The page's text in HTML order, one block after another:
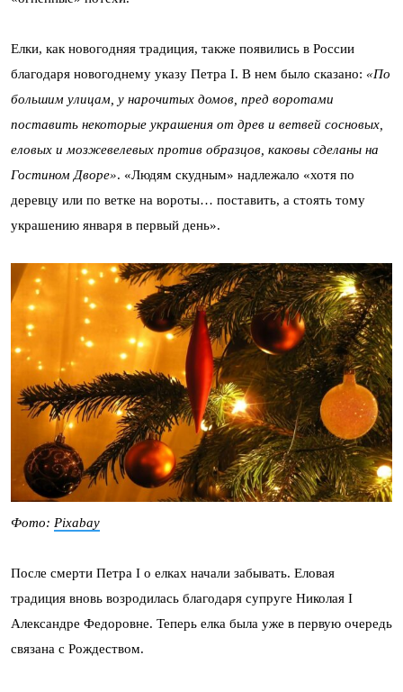
Елки, как новогодняя традиция, также появились в России
благодаря новогоднему указу Петра I. В нем было сказано: «По
большим улицам, у нарочитых домов, пред воротами
поставить некоторые украшения от древ и ветвей сосновых,
еловых и мозжевелевых против образцов, каковы сделаны на
Гостином Дворе». «Людям скудным» надлежало «хотя по
деревцу или по ветке на вороты… поставить, а стоять тому
украшению января в первый день».
Фото: Pixabay
После смерти Петра I о елках начали забывать. Еловая
традиция вновь возродилась благодаря супруге Николая I
Александре Федоровне. Теперь елка была уже в первую очередь
связана с Рождеством.